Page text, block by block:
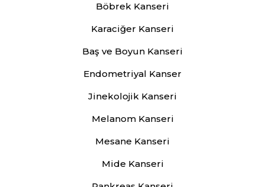
Böbrek Kanseri
Karaciğer Kanseri
Baş ve Boyun Kanseri
Endometriyal Kanser
Jinekolojik Kanseri
Melanom Kanseri
Mesane Kanseri
Mide Kanseri